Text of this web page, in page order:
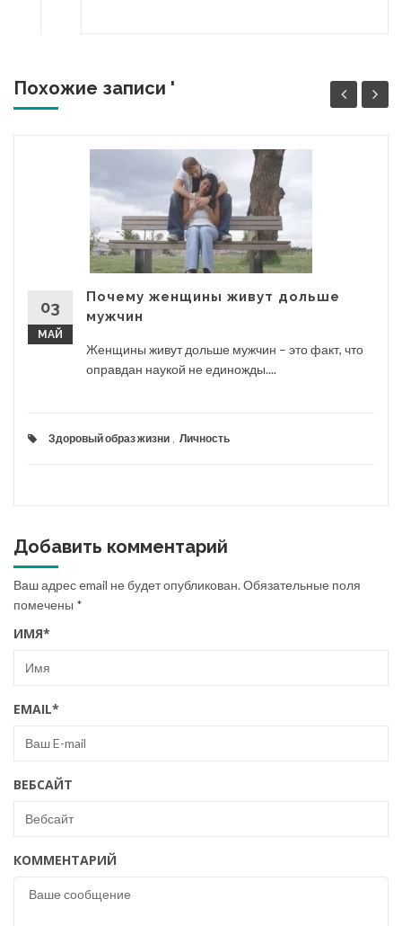
Похожие записи '
03
МАЙ
Почему женщины живут дольше
мужчин
Женщины живут дольше мужчин – это факт, что
оправдан наукой не единожды....
Здоровый образ жизни Личность
Добавить комментарий
Ваш адрес email не будет опубликован.Обязательные поля
помечены *
ИМЯ*
EMAIL*
ВЕБСАЙТ
КОММЕНТАРИЙ